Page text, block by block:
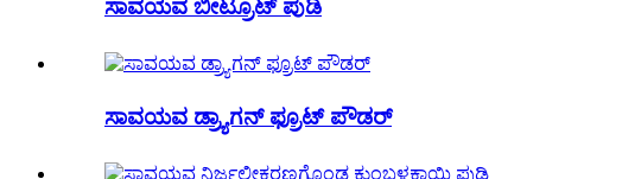
ಸಾವಯವ ಬೀಟ್ರೂಟ್ ಪುಡಿ
ಸಾವಯವ ಡ್ರ್ಯಾಗನ್ ಫ್ರೂಟ್ ಪೌಡರ್